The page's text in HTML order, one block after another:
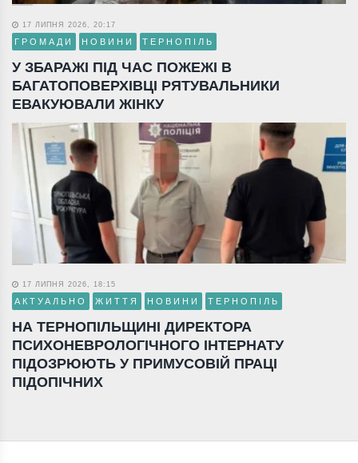
17 ЛИПНЯ 2026, 20:17
ГРОМАДИ НОВИНИ ТЕРНОПІЛЬ
У ЗБАРАЖІ ПІД ЧАС ПОЖЕЖІ В
БАГАТОПОВЕРХІВЦІ РЯТУВАЛЬНИКИ
ЕВАКУЮВАЛИ ЖІНКУ
17 ЛИПНЯ 2026, 18:15
АКТУАЛЬНО ЖИТТЯ НОВИНИ ТЕРНОПІЛЬ
НА ТЕРНОПІЛЬЩИНІ ДИРЕКТОРА
ПСИХОНЕВРОЛОГІЧНОГО ІНТЕРНАТУ
ПІДОЗРЮЮТЬ У ПРИМУСОВІЙ ПРАЦІ
ПІДОПІЧНИХ